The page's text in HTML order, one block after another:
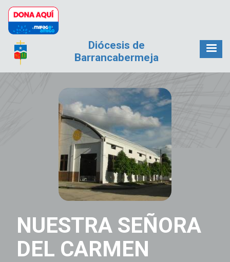
Pasar al contenido principal
Diócesis de
Barrancabermeja
NUESTRA SEÑORA
DEL CARMEN